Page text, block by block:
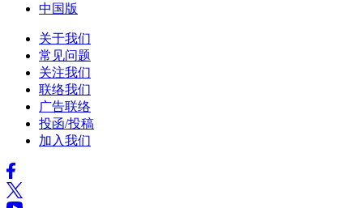
中国版
关于我们
常见问题
关注我们
联络我们
广告联络
投函/投稿
加入我们